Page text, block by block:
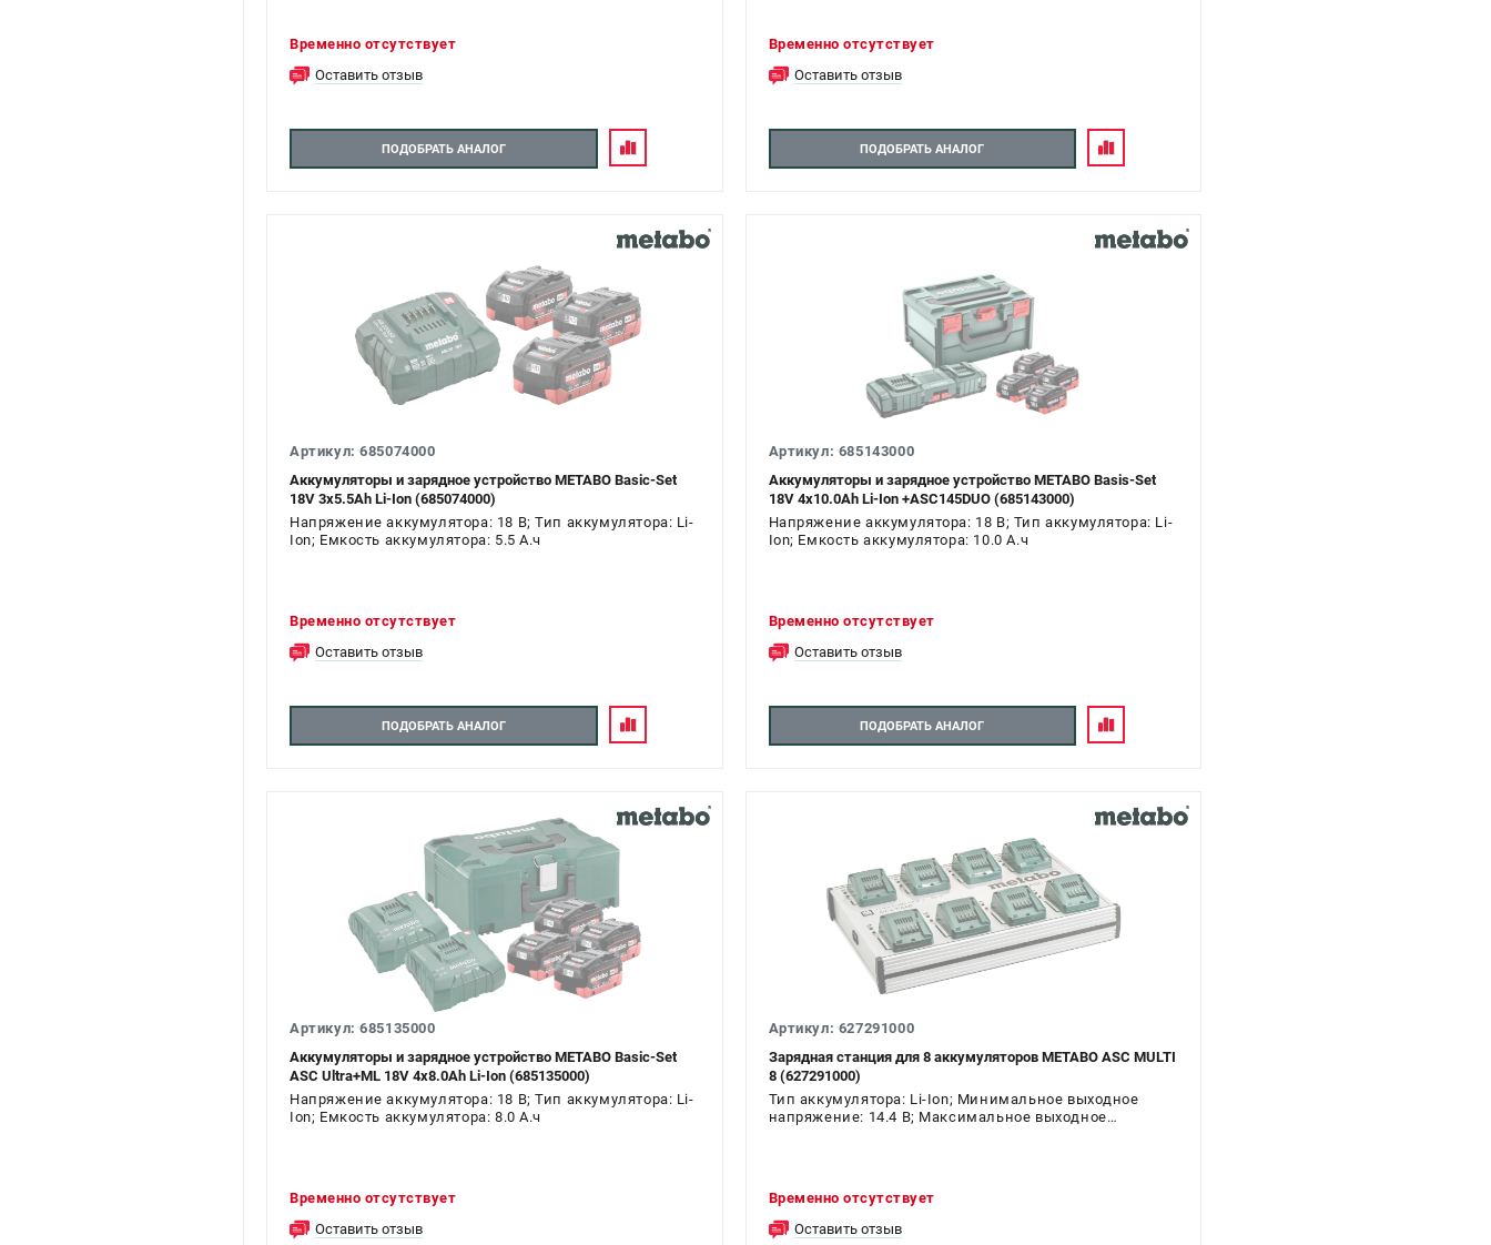
Временно отсутствует
Оставить отзыв
ПОДОБРАТЬ АНАЛОГ
Временно отсутствует
Оставить отзыв
ПОДОБРАТЬ АНАЛОГ
Артикул: 685074000
Аккумуляторы и зарядное устройство METABO Basic-Set
18V 3х5.5Ah Li-Ion (685074000)
Напряжение аккумулятора: 18 В; Тип аккумулятора: Li-
Ion; Емкость аккумулятора: 5.5 А.ч
Временно отсутствует
Оставить отзыв
ПОДОБРАТЬ АНАЛОГ
Артикул: 685143000
Аккумуляторы и зарядное устройство METABO Basis-Set
18V 4х10.0Ah Li-Ion +ASC145DUO (685143000)
Напряжение аккумулятора: 18 В; Тип аккумулятора: Li-
Ion; Емкость аккумулятора: 10.0 А.ч
Временно отсутствует
Оставить отзыв
ПОДОБРАТЬ АНАЛОГ
Артикул: 685135000
Аккумуляторы и зарядное устройство METABO Basic-Set
ASC Ultra+ML 18V 4х8.0Ah Li-Ion (685135000)
Напряжение аккумулятора: 18 В; Тип аккумулятора: Li-
Ion; Емкость аккумулятора: 8.0 А.ч
Временно отсутствует
Оставить отзыв
Артикул: 627291000
Зарядная станция для 8 аккумуляторов METABO ASC MULTI
8 (627291000)
Тип аккумулятора: Li-Ion; Минимальное выходное
напряжение: 14.4 В; Максимальное выходное
Временно отсутствует
Оставить отзыв